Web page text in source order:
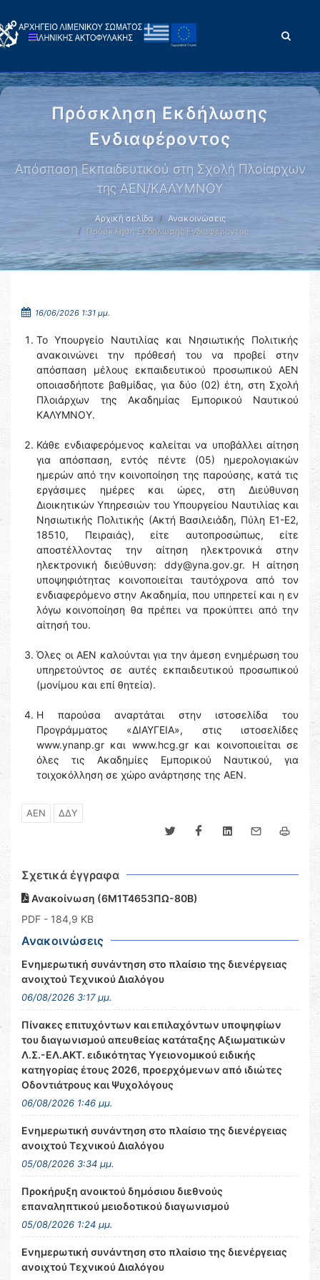
Πρόσκληση Εκδήλωσης
Ενδιαφέροντος
Απόσπαση Εκπαιδευτικού στη Σχολή Πλοίαρχων
της ΑΕΝ/ΚΑΛΥΜΝΟΥ
Αρχική σελίδα
Ανακοινώσεις
Πρόσκληση Εκδήλωσης Ενδιαφέροντος
16/06/2026 1:31 μμ.
Το Υπουργείο Ναυτιλίας και Νησιωτικής Πολιτικής
ανακοινώνει την πρόθεσή του να προβεί στην
απόσπαση μέλους εκπαιδευτικού προσωπικού ΑΕΝ
οποιασδήποτε βαθμίδας, για δύο (02) έτη, στη Σχολή
Πλοιάρχων της Ακαδημίας Εμπορικού Ναυτικού
ΚΑΛΥΜΝΟΥ.
Κάθε ενδιαφερόμενος καλείται να υποβάλλει αίτηση
για απόσπαση, εντός πέντε (05) ημερολογιακών
ημερών από την κοινοποίηση της παρούσης, κατά τις
εργάσιμες ημέρες και ώρες, στη Διεύθυνση
Διοικητικών Υπηρεσιών του Υπουργείου Ναυτιλίας και
Νησιωτικής Πολιτικής (Ακτή Βασιλειάδη, Πύλη Ε1-Ε2,
18510, Πειραιάς), είτε αυτοπροσώπως, είτε
αποστέλλοντας την αίτηση ηλεκτρονικά στην
ηλεκτρονική διεύθυνση: ddy@yna.gov.gr. Η αίτηση
υποψηφιότητας κοινοποιείται ταυτόχρονα από τον
ενδιαφερόμενο στην Ακαδημία, που υπηρετεί και η εν
λόγω κοινοποίηση θα πρέπει να προκύπτει από την
αίτησή του.
Όλες οι ΑΕΝ καλούνται για την άμεση ενημέρωση του
υπηρετούντος σε αυτές εκπαιδευτικού προσωπικού
(μονίμου και επί θητεία).
Η παρούσα αναρτάται στην ιστοσελίδα του
Προγράμματος «ΔΙΑΥΓΕΙΑ», στις ιστοσελίδες
www.ynanp.gr και www.hcg.gr και κοινοποιείται σε
όλες τις Ακαδημίες Εμπορικού Ναυτικού, για
τοιχοκόλληση σε χώρο ανάρτησης της ΑΕΝ.
ΑΕΝ ΔΔΥ
Σχετικά έγγραφα
Ανακοίνωση (6Μ1Τ4653ΠΩ-80Β)
PDF - 184,9 KB
Ανακοινώσεις
Ενημερωτική συνάντηση στο πλαίσιο της διενέργειας
ανοιχτού Τεχνικού Διαλόγου
06/08/2026 3:17 μμ.
Πίνακες επιτυχόντων και επιλαχόντων υποψηφίων
του διαγωνισμού απευθείας κατάταξης Αξιωματικών
Λ.Σ.-ΕΛ.ΑΚΤ. ειδικότητας Υγειονομικού ειδικής
κατηγορίας έτους 2026, προερχόμενων από ιδιώτες
Οδοντιάτρους και Ψυχολόγους
06/08/2026 1:46 μμ.
Ενημερωτική συνάντηση στο πλαίσιο της διενέργειας
ανοιχτού Τεχνικού Διαλόγου
05/08/2026 3:34 μμ.
Προκήρυξη ανοικτού δημόσιου διεθνούς
επαναληπτικού μειοδοτικού διαγωνισμού
05/08/2026 1:24 μμ.
Ενημερωτική συνάντηση στο πλαίσιο της διενέργειας
ανοιχτού Τεχνικού Διαλόγου